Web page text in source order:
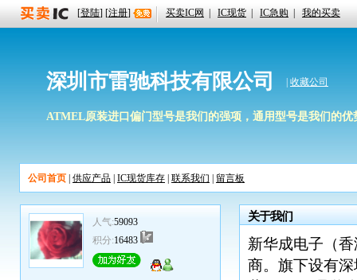
[登陆] [注册] 买卖IC网 IC现货 IC急购 我的买卖
深圳市雷驰科技有限公司 收藏公司
ATMEL原装进口偏门型号是我们的强项，通用型号是我们的优
公司首页 供应产品 IC现货库存 联系我们 留言板
人气:59093
积分:16483
关于我们
新华成电子（
商。旗下设有